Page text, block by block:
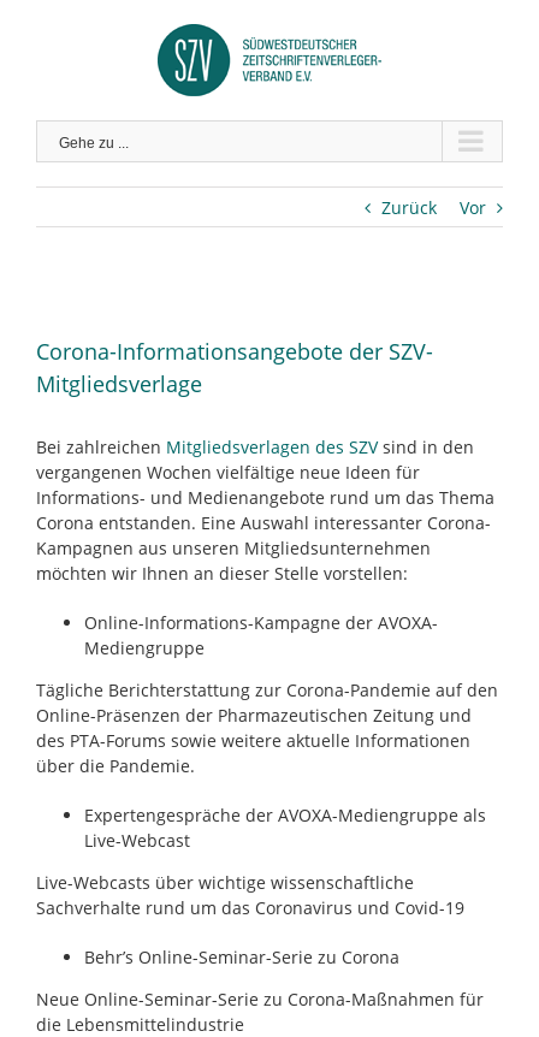
Gehe zu ...
Zurück Vor
Bild
Corona-Informationsangebote der SZV-
Mitgliedsverlage
Bei zahlreichen Mitgliedsverlagen des SZVsind in den
vergangenen Wochen vielfältige neue Ideen für
Informations- und Medienangebote rund um das Thema
Corona entstanden. Eine Auswahl interessanter Corona-
Kampagnen aus unseren Mitgliedsunternehmen
möchten wir Ihnen an dieser Stelle vorstellen:
Online-Informations-Kampagne der AVOXA-
Mediengruppe
Tägliche Berichterstattung zur Corona-Pandemie auf den
Online-Präsenzen der Pharmazeutischen Zeitung und
des PTA-Forums sowie weitere aktuelle Informationen
über die Pandemie.
Expertengespräche der AVOXA-Mediengruppe als
Live-Webcast
Live-Webcasts über wichtige wissenschaftliche
Sachverhalte rund um das Coronavirus und Covid-19
Behr’s Online-Seminar-Serie zu Corona
Neue Online-Seminar-Serie zu Corona-Maßnahmen für
die Lebensmittelindustrie